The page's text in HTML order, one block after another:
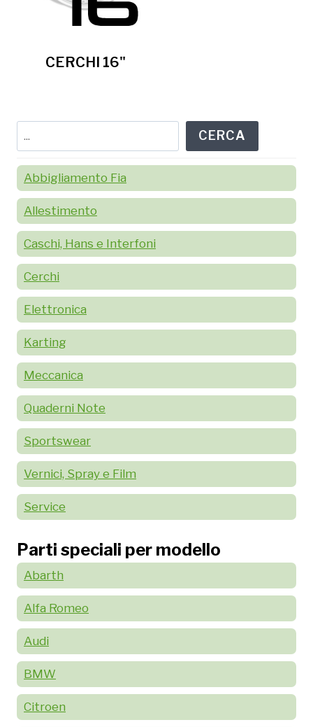
CERCHI 16"
CERCA
Abbigliamento Fia
Allestimento
Caschi, Hans e Interfoni
Cerchi
Elettronica
Karting
Meccanica
Quaderni Note
Sportswear
Vernici, Spray e Film
Service
Parti speciali per modello
Abarth
Alfa Romeo
Audi
BMW
Citroen